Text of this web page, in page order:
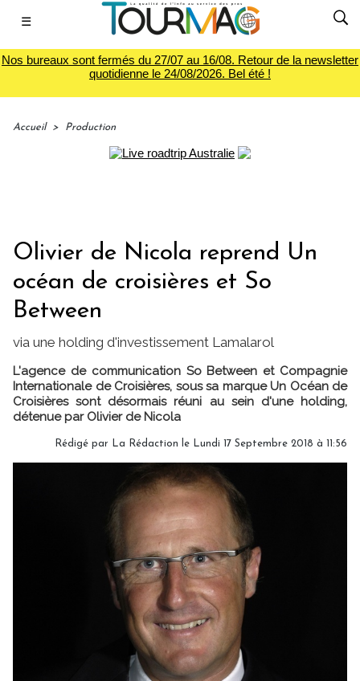
☰
Nos bureaux sont fermés du 27/07 au 16/08. Retour de la newsletter
quotidienne le 24/08/2026. Bel été !
Accueil > Production
Olivier de Nicola reprend Un
océan de croisières et So
Between
via une holding d'investissement Lamalarol
L'agence de communication So Between et Compagnie
Internationale de Croisières, sous sa marque Un Océan de
Croisières sont désormais réuni au sein d'une holding,
détenue par Olivier de Nicola
Rédigé par La Rédaction le Lundi 17 Septembre 2018 à 11:56